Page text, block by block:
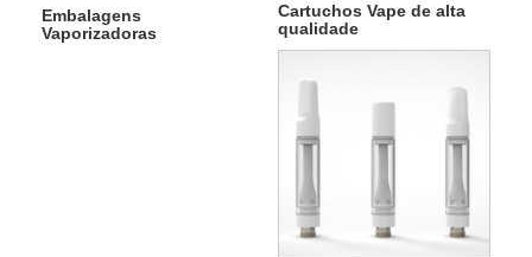
Embalagens
Vaporizadoras
Cartuchos Vape de alta
qualidade